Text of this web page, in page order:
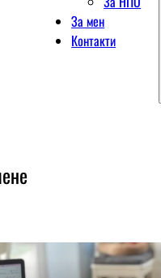
За мен
Контакти